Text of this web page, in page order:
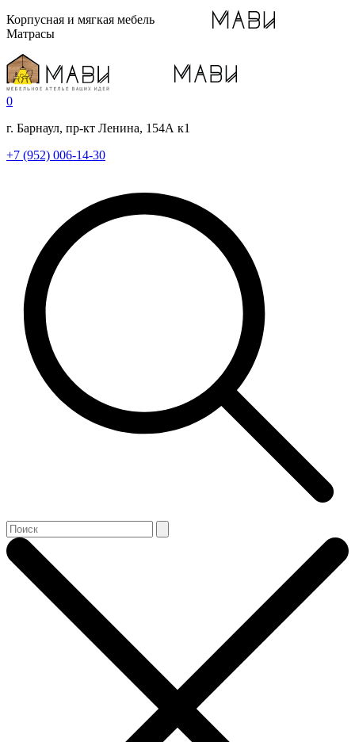
Корпусная и мягкая мебель
Матрасы
0
г. Барнаул, пр-кт Ленина, 154А к1
+7 (952) 006-14-30